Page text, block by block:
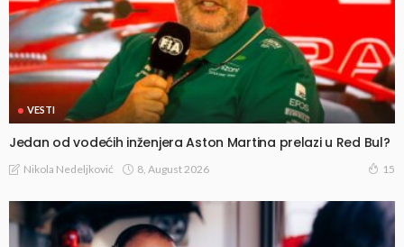
VESTI
Jedan od vodećih inženjera Aston Martina prelazi u Red Bul?
Nikola Nedeljković 8, August 2026 15